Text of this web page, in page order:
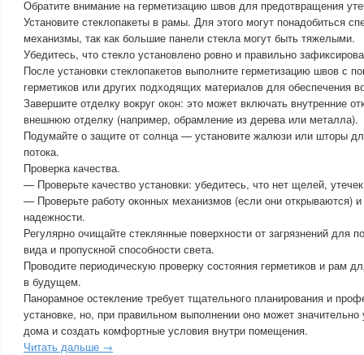
Обратите внимание на герметизацию швов для предотвращения
Установите стеклопакеты в рамы. Для этого могут понадобиться
механизмы, так как большие панели стекла могут быть тяжелыми.
Убедитесь, что стекло установлено ровно и правильно
После установки стеклопакетов выполните герметизацию швов с
герметиков или других подходящих материалов для обеспечения
Завершите отделку вокруг окон: это может включать внутренние
внешнюю отделку (например, обрамление из дерева или металла).
Подумайте о защите от солнца — установите жалюзи или шторы
потока.
Проверка качества.
— Проверьте качество установки: убедитесь, что нет щелей,
— Проверьте работу оконных механизмов (если они открываются)
надежности.
Регулярно очищайте стеклянные поверхности от загрязнений для
вида и пропускной способности света.
Проводите периодическую проверку состояния герметиков и рам
в будущем.
Панорамное остекление требует тщательного планирования и
установке, но, при правильном выполнении оно может
дома и создать комфортные условия внутри помещения.
Читать дальше →